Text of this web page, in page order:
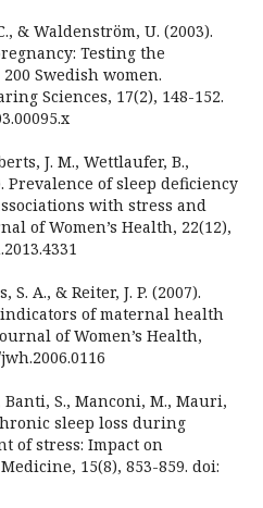
& Waldenström, U. (2003).
Testing the
Swedish women.
Sciences, 17(2), 148-152.
J. M., Wettlaufer, B.,
Prevalence of sleep deficiency
with stress and
of Women’s Health, 22(12),
S. A., & Reiter, J. P. (2007).
of maternal health
of Women’s Health,
S., Manconi, M., Mauri,
sleep loss during
of stress: Impact on
15(8), 853-859. doi: